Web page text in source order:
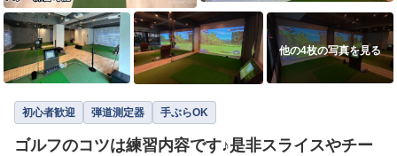
他の4枚の写真を見る
初心者歓迎 弾道測定器 手ぶらOK
ゴルフのコツは練習内容です♪是非スライスやチー